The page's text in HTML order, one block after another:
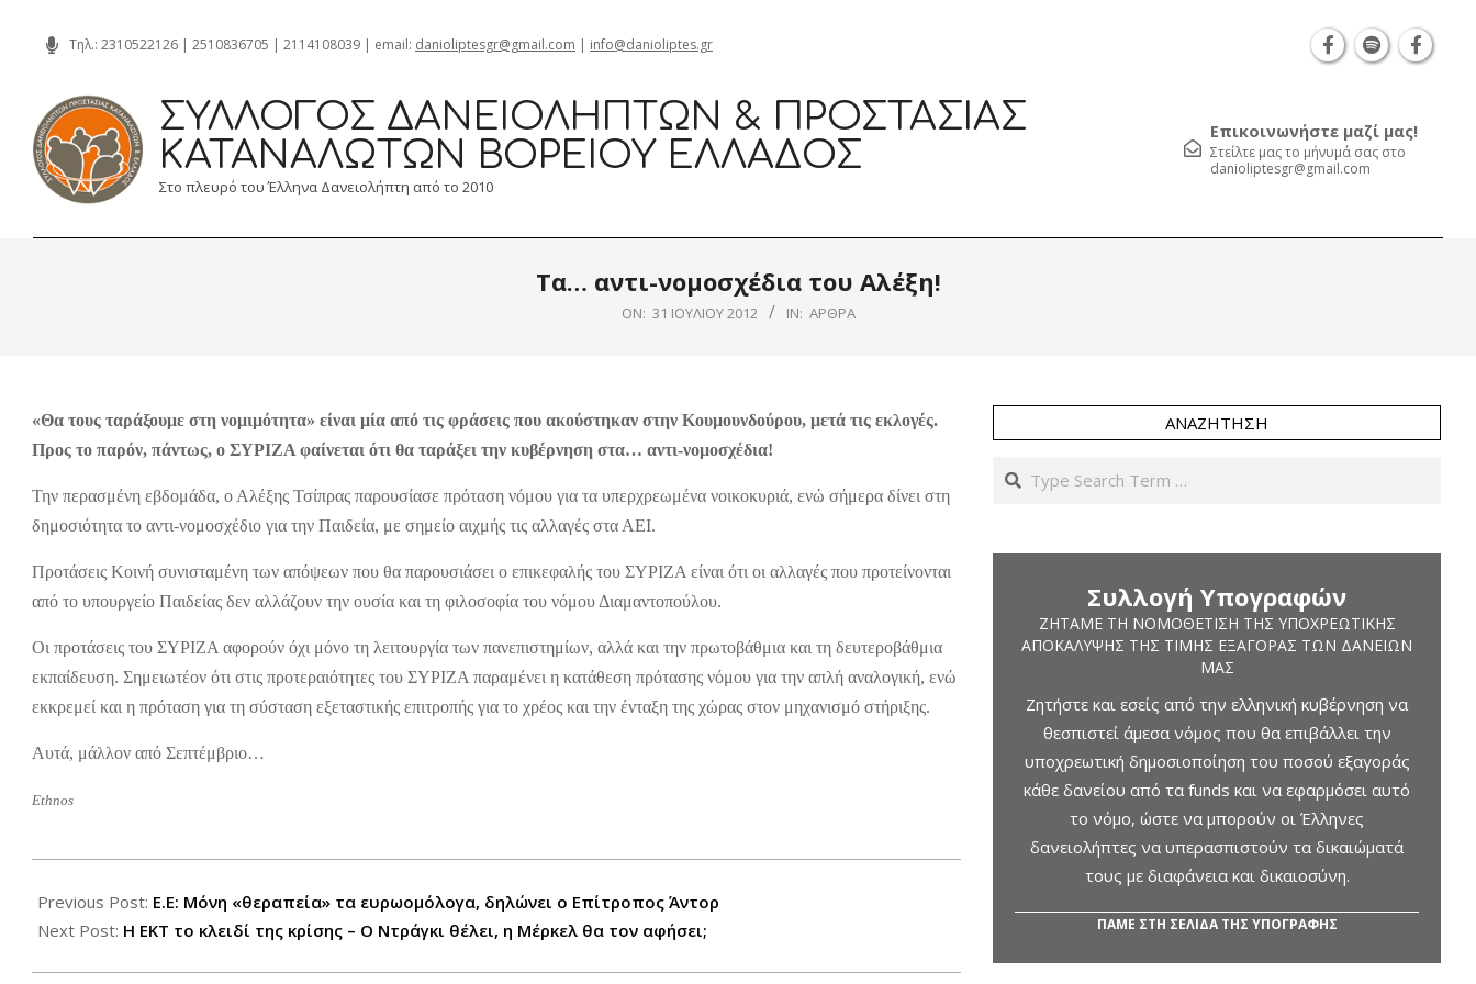
content
Τηλ.: 2310522126 | 2510836705 | 2114108039 | email: danioliptesgr@gmail.com | info@danioliptes.gr
ΣΎΛΛΟΓΟΣ ΔΑΝΕΙΟΛΗΠΤΏΝ & ΠΡΟΣΤΑΣΊΑΣ
ΚΑΤΑΝΑΛΩΤΏΝ ΒΟΡΕΊΟΥ ΕΛΛΆΔΟΣ
Στο πλευρό του Έλληνα Δανειολήπτη από το 2010
Επικοινωνήστε μαζί μας!
Στείλτε μας το μήνυμά σας στο
danioliptesgr@gmail.com
Τα… αντι-νομοσχέδια του Αλέξη!
ON: 31 ΙΟΥΛΊΟΥ 2012 IN: ΆΡΘΡΑ
«Θα τους ταράξουμε στη νομιμότητα» είναι μία από τις φράσεις που ακούστηκαν στην Κουμουνδούρου, μετά τις εκλογές.
Προς το παρόν, πάντως, ο ΣΥΡΙΖΑ φαίνεται ότι θα ταράξει την κυβέρνηση στα… αντι-νομοσχέδια!
Την περασμένη εβδομάδα, ο Αλέξης Τσίπρας παρουσίασε πρόταση νόμου για τα υπερχρεωμένα νοικοκυριά, ενώ σήμερα δίνει στη
δημοσιότητα το αντι-νομοσχέδιο για την Παιδεία, με σημείο αιχμής τις αλλαγές στα ΑΕΙ.
Προτάσεις Κοινή συνισταμένη των απόψεων που θα παρουσιάσει ο επικεφαλής του ΣΥΡΙΖΑ είναι ότι οι αλλαγές που προτείνονται
από το υπουργείο Παιδείας δεν αλλάζουν την ουσία και τη φιλοσοφία του νόμου Διαμαντοπούλου.
Οι προτάσεις του ΣΥΡΙΖΑ αφορούν όχι μόνο τη λειτουργία των πανεπιστημίων, αλλά και την πρωτοβάθμια και τη δευτεροβάθμια
εκπαίδευση. Σημειωτέον ότι στις προτεραιότητες του ΣΥΡΙΖΑ παραμένει η κατάθεση πρότασης νόμου για την απλή αναλογική, ενώ
εκκρεμεί και η πρόταση για τη σύσταση εξεταστικής επιτροπής για το χρέος και την ένταξη της χώρας στον μηχανισμό στήριξης.
Αυτά, μάλλον από Σεπτέμβριο…
Ethnos
07-
31
Previous Post: Ε.Ε: Μόνη «θεραπεία» τα ευρωομόλογα, δηλώνει ο Επίτροπος Άντορ
Next Post: Η ΕΚΤ το κλειδί της κρίσης – Ο Ντράγκι θέλει, η Μέρκελ θα τον αφήσει;
ΑΝΑΖΉΤΗΣΗ
Search
Συλλογή Υπογραφών
ΖΗΤΆΜΕ ΤΗ ΝΟΜΟΘΈΤΙΣΗ ΤΗΣ ΥΠΟΧΡΕΩΤΙΚΉΣ
ΑΠΟΚΆΛΥΨΗΣ ΤΗΣ ΤΙΜΉΣ ΕΞΑΓΟΡΆΣ ΤΩΝ ΔΑΝΕΊΩΝ
ΜΑΣ
Ζητήστε και εσείς από την ελληνική κυβέρνηση να
θεσπιστεί άμεσα νόμος που θα επιβάλλει την
υποχρεωτική δημοσιοποίηση του ποσού εξαγοράς
κάθε δανείου από τα funds και να εφαρμόσει αυτό
το νόμο, ώστε να μπορούν οι Έλληνες
δανειολήπτες να υπερασπιστούν τα δικαιώματά
τους με διαφάνεια και δικαιοσύνη.
ΠΑΜΕ ΣΤΗ ΣΕΛΙΔΑ ΤΗΣ ΥΠΟΓΡΑΦΗΣ